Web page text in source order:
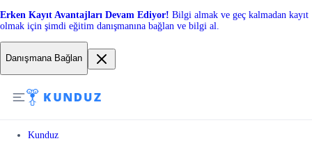
Erken Kayıt Avantajları Devam Ediyor! Bilgi almak ve geç kalmadan kayıt
olmak için şimdi eğitim danışmanına bağlan ve bilgi al.
Danışmana Bağlan
Kunduz